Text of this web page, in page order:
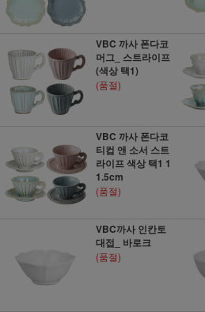
VBC 까사 폰다코
머그_ 스트라이프
(색상 택1)
(품절)
VBC 까사 폰다코
티컵 앤 소서 스트
라이프 색상 택1 1
1.5cm
(품절)
VBC까사 인칸토
대접_ 바로크
(품절)